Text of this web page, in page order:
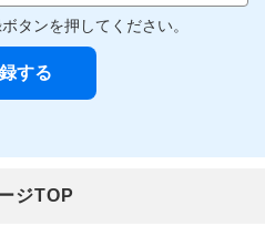
タンを押してください。
ジTOP